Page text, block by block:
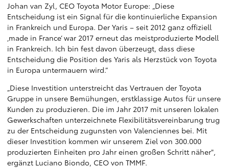
Johan van Zyl, CEO Toyota Motor Europe: „Diese
Entscheidung ist ein Signal für die kontinuierliche Expansion
in Frankreich und Europa. Der Yaris – seit 2012 ganz offiziell
‚made in France‘ war 2017 erneut das meistproduzierte Modell
in Frankreich. Ich bin fest davon überzeugt, dass diese
Entscheidung die Position des Yaris als Herzstück von Toyota
in Europa untermauern wird.”
„Diese Investition unterstreicht das Vertrauen der Toyota
Gruppe in unsere Bemühungen, erstklassige Autos für unsere
Kunden zu produzieren. Die im Jahr 2017 mit unseren lokalen
Gewerkschaften unterzeichnete Flexibilitätsvereinbarung trug
zu der Entscheidung zugunsten von Valenciennes bei. Mit
dieser Investition kommen wir unserem Ziel von 300.000
produzierten Einheiten pro Jahr einen großen Schritt näher",
ergänzt Luciano Biondo, CEO von TMMF.